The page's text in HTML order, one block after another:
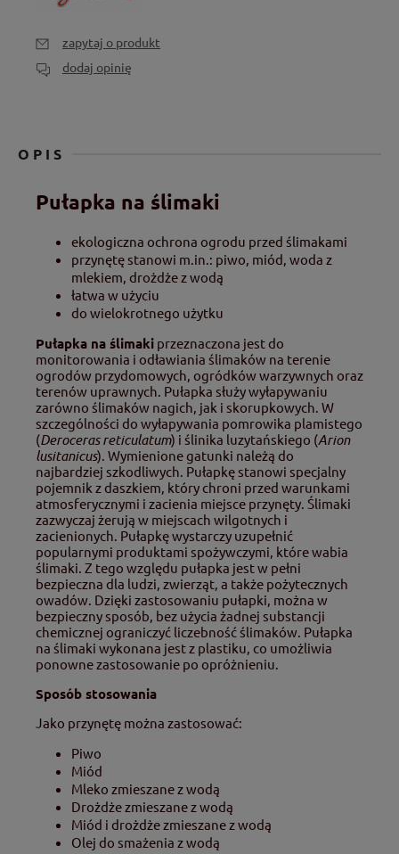
zapytaj o produkt
dodaj opinię
OPIS
Pułapka na ślimaki
ekologiczna ochrona ogrodu przed ślimakami
przynętę stanowi m.in.: piwo, miód, woda z
mlekiem, drożdże z wodą
łatwa w użyciu
do wielokrotnego użytku
Pułapka na ślimaki przeznaczona jest do
monitorowania i odławiania ślimaków na terenie
ogrodów przydomowych, ogródków warzywnych oraz
terenów uprawnych. Pułapka służy wyłapywaniu
zarówno ślimaków nagich, jak i skorupkowych. W
szczególności do wyłapywania pomrowika plamistego
(Deroceras reticulatum) i ślinika luzytańskiego (Arion
lusitanicus). Wymienione gatunki należą do
najbardziej szkodliwych. Pułapkę stanowi specjalny
pojemnik z daszkiem, który chroni przed warunkami
atmosferycznymi i zacienia miejsce przynęty. Ślimaki
zazwyczaj żerują w miejscach wilgotnych i
zacienionych. Pułapkę wystarczy uzupełnić
popularnymi produktami spożywczymi, które wabia
ślimaki. Z tego względu pułapka jest w pełni
bezpieczna dla ludzi, zwierząt, a także pożytecznych
owadów. Dzięki zastosowaniu pułapki, można w
bezpieczny sposób, bez użycia żadnej substancji
chemicznej ograniczyć liczebność ślimaków. Pułapka
na ślimaki wykonana jest z plastiku, co umożliwia
ponowne zastosowanie po opróżnieniu.
Sposób stosowania
Jako przynętę można zastosować:
Piwo
Miód
Mleko zmieszane z wodą
Drożdże zmieszane z wodą
Miód i drożdże zmieszane z wodą
Olej do smażenia z wodą